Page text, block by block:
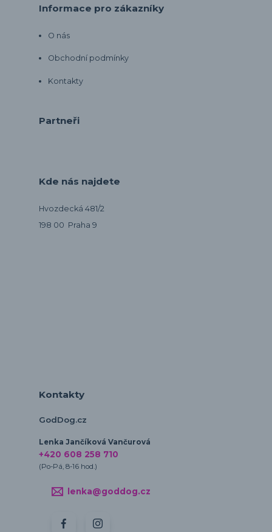
Informace pro zákazníky
O nás
Obchodní podmínky
Kontakty
Partneři
Kde nás najdete
Hvozdecká 481/2
198 00 Praha 9
Kontakty
GodDog.cz
Lenka Jančíková Vančurová
+420 608 258 710
(Po-Pá, 8-16 hod.)
lenka@goddog.cz